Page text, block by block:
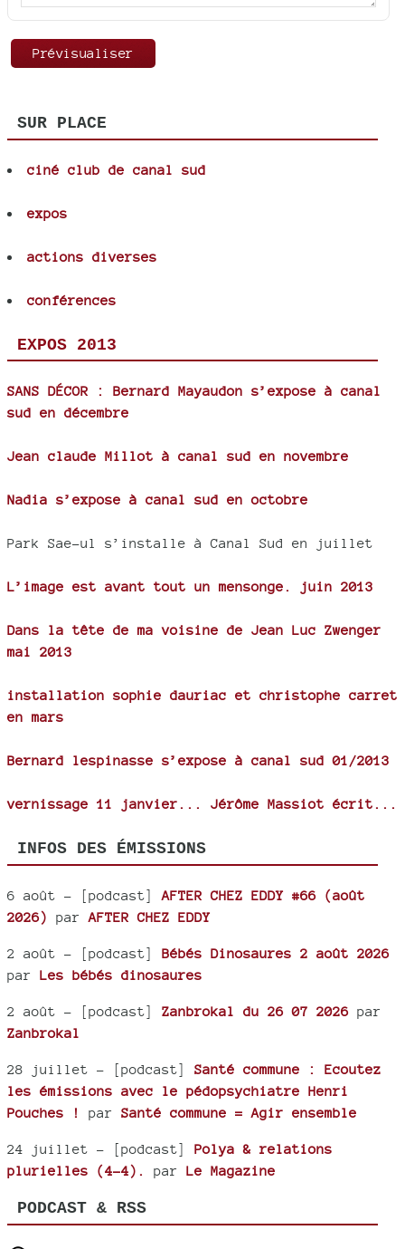
SUR PLACE
ciné club de canal sud
expos
actions diverses
conférences
EXPOS 2013
SANS DÉCOR : Bernard Mayaudon s’expose à canal
sud en décembre
Jean claude Millot à canal sud en novembre
Nadia s’expose à canal sud en octobre
Park Sae-ul s’installe à Canal Sud en juillet
L’image est avant tout un mensonge. juin 2013
Dans la tête de ma voisine de Jean Luc Zwenger
mai 2013
installation sophie dauriac et christophe carret
en mars
Bernard lespinasse s’expose à canal sud 01/2013
vernissage 11 janvier... Jérôme Massiot écrit...
INFOS DES ÉMISSIONS
6 août - [podcast] AFTER CHEZ EDDY #66 (août
2026)
par AFTER CHEZ EDDY
2 août - [podcast] Bébés Dinosaures 2 août 2026
par Les bébés dinosaures
2 août - [podcast] Zanbrokal du 26 07 2026 par
Zanbrokal
28 juillet - [podcast] Santé commune : Ecoutez
les émissions avec le pédopsychiatre Henri
Pouches !
par Santé commune = Agir ensemble
24 juillet - [podcast] Polya & relations
plurielles (4-4).
par Le Magazine
PODCAST & RSS